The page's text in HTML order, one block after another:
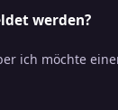
werden?